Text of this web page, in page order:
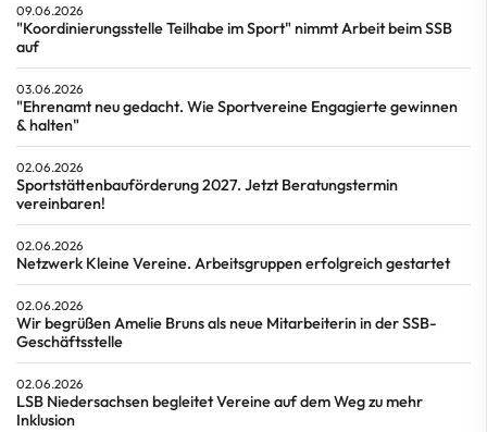
09.06.2026
"Koordinierungsstelle Teilhabe im Sport" nimmt Arbeit beim SSB
auf
03.06.2026
"Ehrenamt neu gedacht. Wie Sportvereine Engagierte gewinnen
& halten"
02.06.2026
Sportstättenbauförderung 2027. Jetzt Beratungstermin
vereinbaren!
02.06.2026
Netzwerk Kleine Vereine. Arbeitsgruppen erfolgreich gestartet
02.06.2026
Wir begrüßen Amelie Bruns als neue Mitarbeiterin in der SSB-
Geschäftsstelle
02.06.2026
LSB Niedersachsen begleitet Vereine auf dem Weg zu mehr
Inklusion